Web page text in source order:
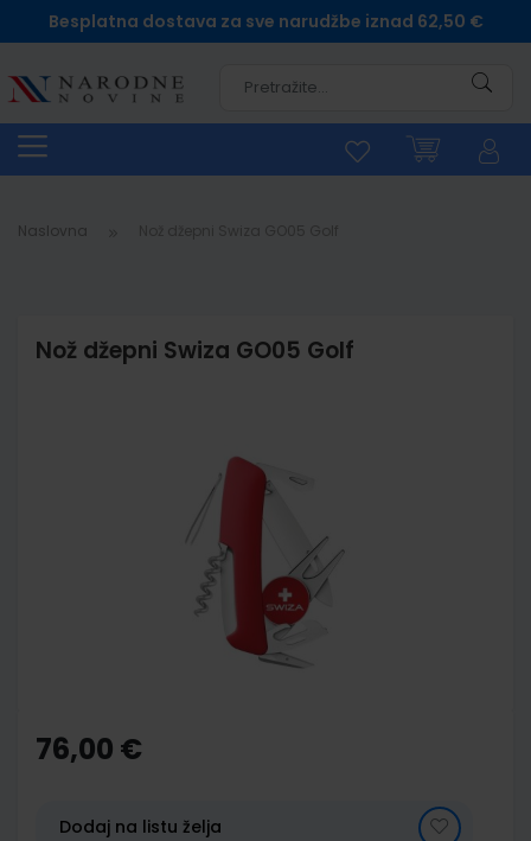
Besplatna dostava za sve narudžbe iznad 62,50 €
Naslovna
Nož džepni Swiza GO05 Golf
the
beginning
gallery
76,00 €
Dodaj na listu želja